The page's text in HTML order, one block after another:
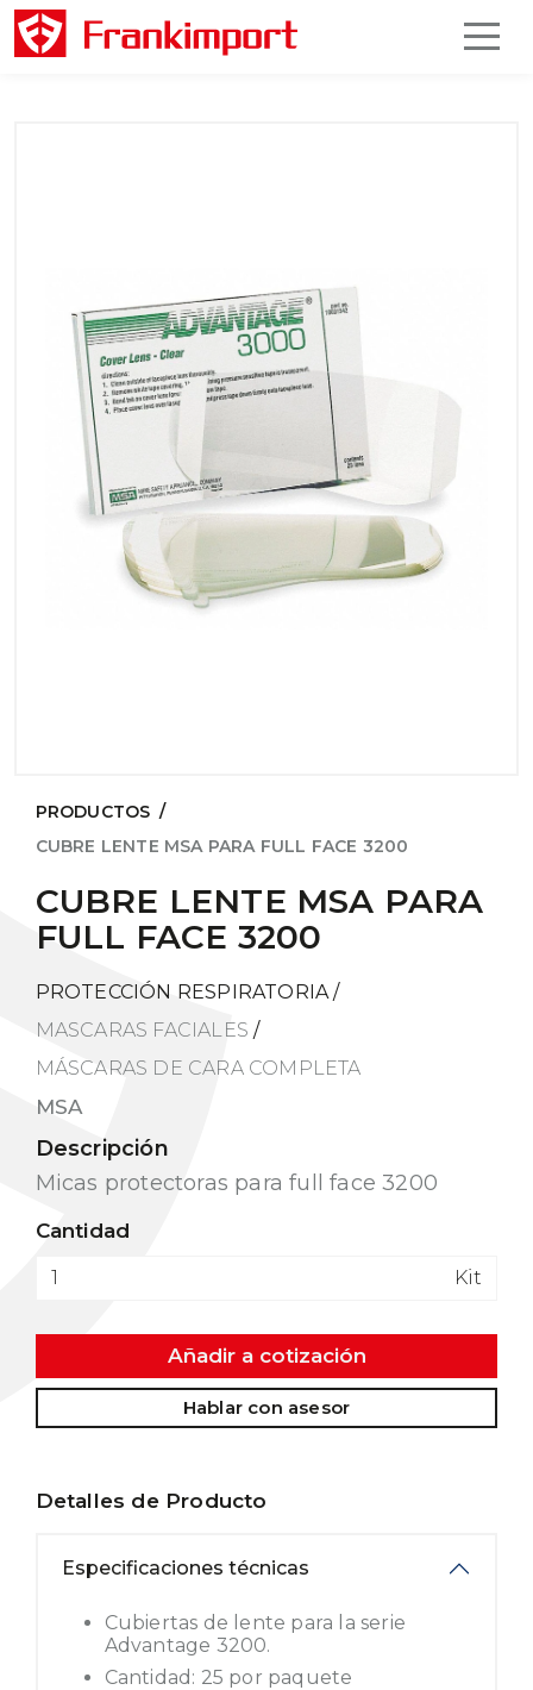
PRODUCTOS /
CUBRE LENTE MSA PARA FULL FACE 3200
CUBRE LENTE MSA PARA
FULL FACE 3200
PROTECCIÓN RESPIRATORIA /
MASCARAS FACIALES /
MÁSCARAS DE CARA COMPLETA
MSA
Descripción
Micas protectoras para full face 3200
Cantidad
Kit
Añadir a cotización
Hablar con asesor
Detalles de Producto
Especificaciones técnicas
Cubiertas de lente para la serie
Advantage 3200.
Cantidad: 25 por paquete